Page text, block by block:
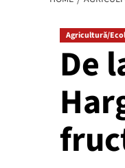
Agricultură/
De